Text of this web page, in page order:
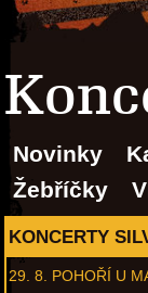
Novinky
Žebříčky
KONCERTY
29. 8. POHOŘÍ U